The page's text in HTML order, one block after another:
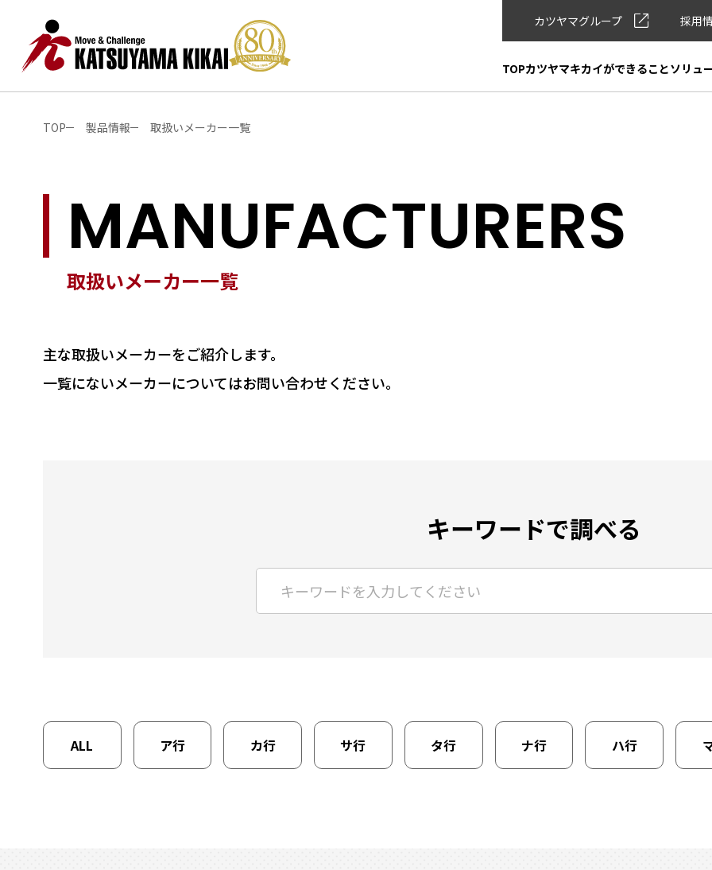
カツヤマグループ 採用
TOPカツヤマキカイができることソリュ
TOP 製品情報 取扱いメーカー一覧
MANUFACTURERS
取扱いメーカー一覧
主な取扱いメーカーをご紹介します。
一覧にないメーカーについてはお問い合わせください。
キーワードで調べる
ALL ア行 カ行 サ行 タ行 ナ行 ハ行